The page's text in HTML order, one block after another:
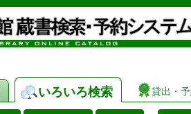
いろいろ検索 貸出・